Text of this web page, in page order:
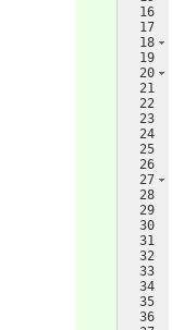
16
17
18
19
20
21
22
23
24
25
26
27
28
29
30
31
32
33
34
35
36